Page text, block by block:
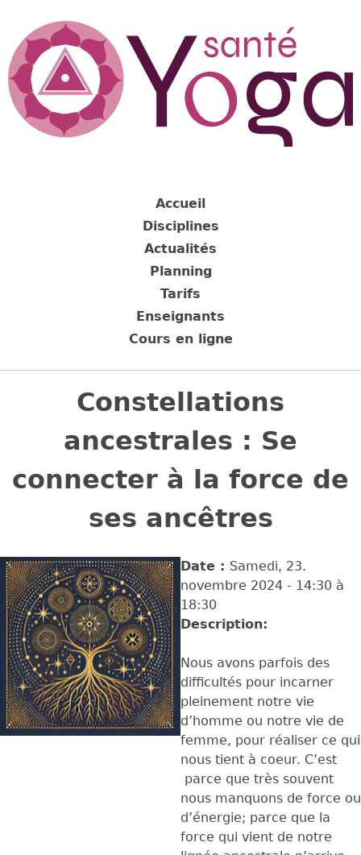
navigation
Back
Constellations
ancestrales : Se
connecter à la force de
ses ancêtres
Date : Samedi, 23.
novembre 2024 - 14:30 à
18:30
Description:
Nous avons parfois des
difficultés pour incarner
pleinement notre vie
d’homme ou notre vie de
femme, pour réaliser ce qui
nous tient à coeur. C’est
parce que très souvent
nous manquons de force ou
d’énergie; parce que la
force qui vient de notre
Accueil
Disciplines
Actualités
Planning
Tarifs
Enseignants
Cours en ligne